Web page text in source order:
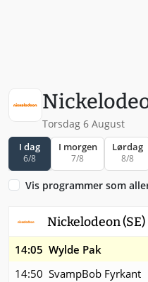
Torsdag 6 August
I dag
6/8
I morgen
7/8
Lørdag
8/8
Vis programmer som
Nickelodeon (SE)
14:05 Wylde Pak
14:50 SvampBob Fyrkant